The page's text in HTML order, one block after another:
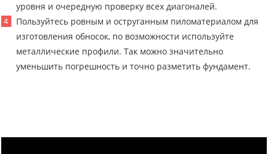
уровня и очередную проверку всех диагоналей.
Пользуйтесь ровным и оструганным пиломатериалом для
изготовления обносок, по возможности используйте
металлические профили. Так можно значительно
уменьшить погрешность и точно разметить фундамент.